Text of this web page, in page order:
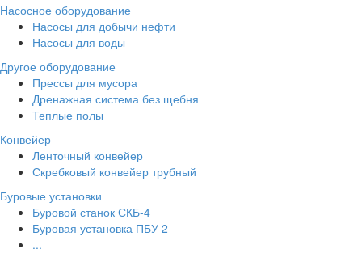
Насосное оборудование
Насосы для добычи нефти
Насосы для воды
Другое оборудование
Прессы для мусора
Дренажная система без щебня
Теплые полы
Конвейер
Ленточный конвейер
Скребковый конвейер трубный
Буровые установки
Буровой станок СКБ-4
Буровая установка ПБУ 2
...